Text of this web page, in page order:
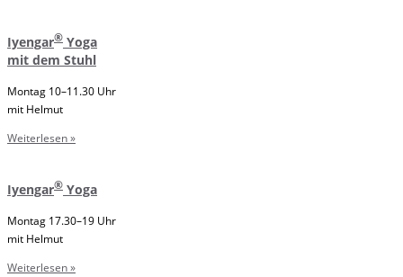
Iyengar® Yoga
mit dem Stuhl
Montag 10–11.30 Uhr
mit Helmut
Weiterlesen »
Iyengar® Yoga
Montag 17.30–19 Uhr
mit Helmut
Weiterlesen »